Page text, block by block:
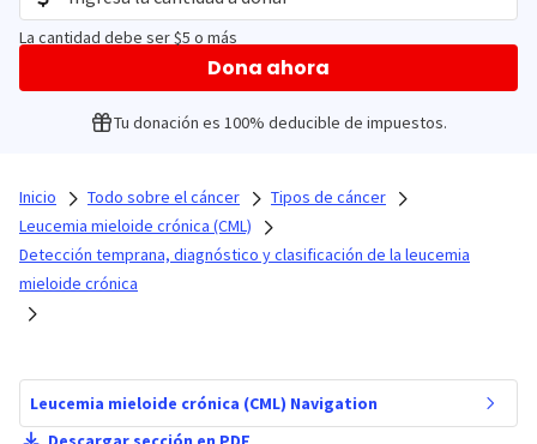
La cantidad debe ser $5 o más
Dona ahora
Tu donación es 100% deducible de impuestos.
Inicio Todo sobre el cáncer
Tipos de cáncer
Leucemia mieloide crónica (CML)
Detección temprana, diagnóstico y clasificación de la leucemia
mieloide crónica
Leucemia mieloide crónica (CML) Navigation